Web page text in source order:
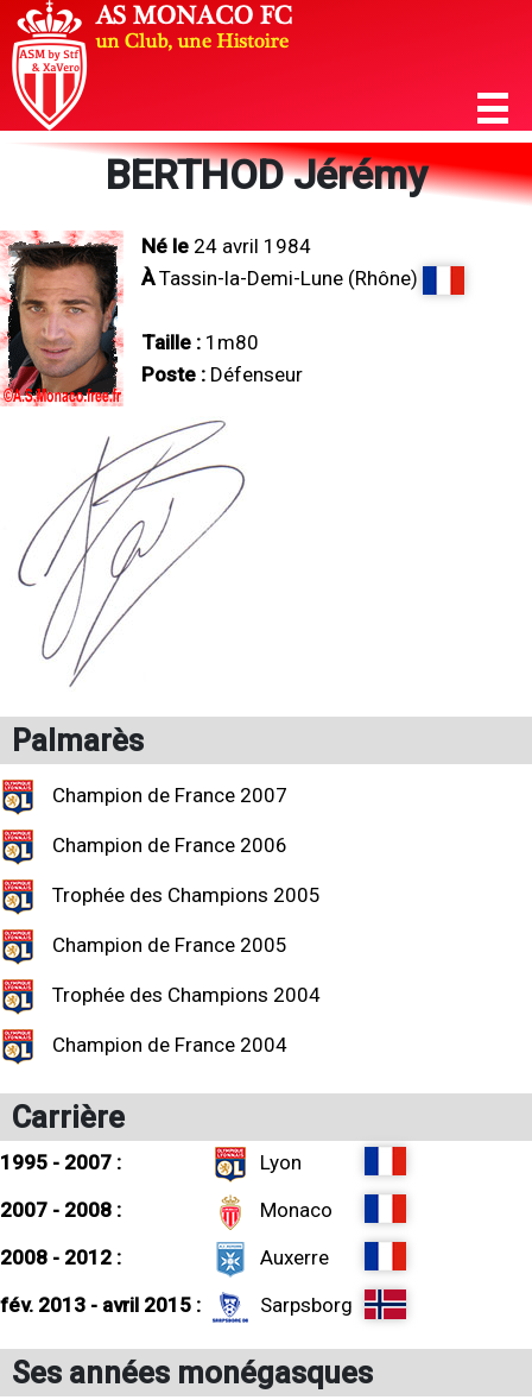
BERTHOD Jérémy
Né le 24 avril 1984
ÀTassin-la-Demi-Lune (Rhône)
Taille : 1m80
Poste : Défenseur
Palmarès
Champion de France 2007
Champion de France 2006
Trophée des Champions 2005
Champion de France 2005
Trophée des Champions 2004
Champion de France 2004
Carrière
1995 - 2007 :
Lyon
2007 - 2008 :
Monaco
2008 - 2012 :
Auxerre
fév. 2013 - avril 2015 :
Sarpsborg
Ses années monégasques